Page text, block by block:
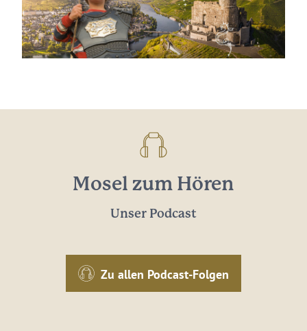
Mosel zum Hören
Unser Podcast
Zu allen Podcast-Folgen